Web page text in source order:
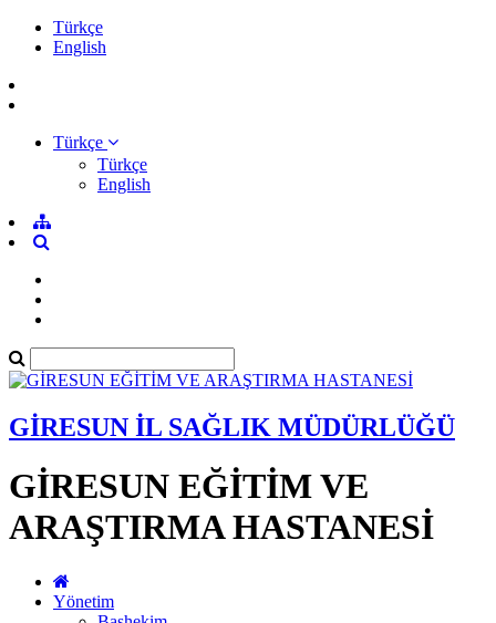
Türkçe
English
Türkçe
Türkçe
English
GİRESUN İL SAĞLIK MÜDÜRLÜĞÜ
GİRESUN EĞİTİM VE
ARAŞTIRMA HASTANESİ
Yönetim